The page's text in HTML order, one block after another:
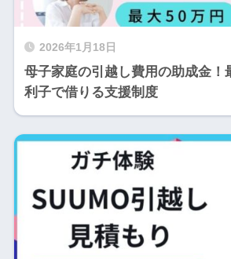
2026年1月18日
母子家庭の引越し費用の助成金！
利子で借りる支援制度